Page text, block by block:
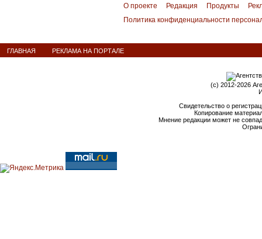
О проекте Редакция Продукты
Политика конфиденциальности
ГЛАВНАЯ РЕКЛАМА НА ПОРТАЛЕ
(c) 2012-2026
Свидетельство о
Копирование
Мнение редакции может не